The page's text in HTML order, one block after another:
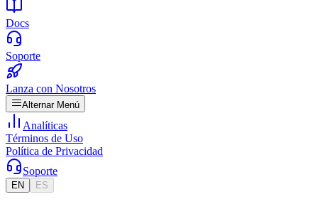
Docs
Soporte
Lanza con Nosotros
Alternar Menú
Analíticas
Términos de Uso
Política de Privacidad
Soporte
EN ES